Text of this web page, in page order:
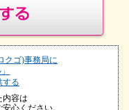
クゴ)事務局に
する
内容は